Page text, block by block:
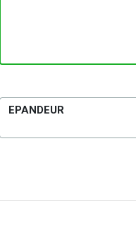
EPANDEUR